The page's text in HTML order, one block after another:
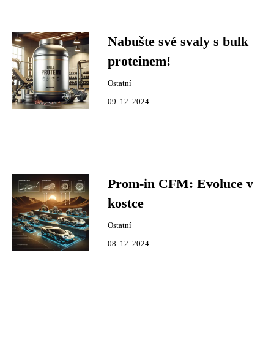
Nabušte své svaly s bulk
proteinem!
Ostatní
09. 12. 2024
Prom-in CFM: Evoluce v
kostce
Ostatní
08. 12. 2024